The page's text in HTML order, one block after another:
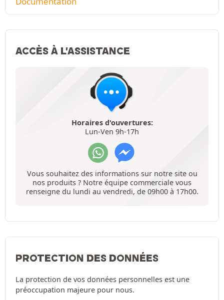
ACCÈS À L'ASSISTANCE
Horaires d'ouvertures:
Lun-Ven 9h-17h
Vous souhaitez des informations sur notre site ou
nos produits ? Notre équipe commerciale vous
renseigne du lundi au vendredi, de 09h00 à 17h00.
PROTECTION DES DONNÉES
La protection de vos données personnelles est une
préoccupation majeure pour nous.